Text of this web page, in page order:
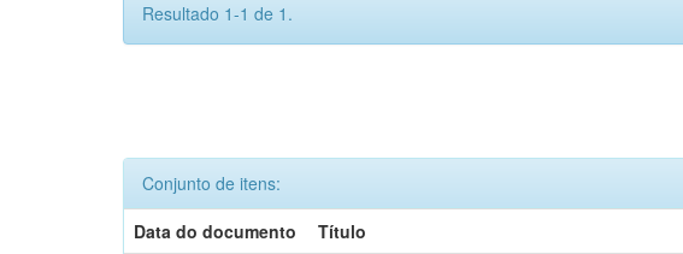
Resultado 1-1 de 1.
Conjunto de itens:
Data do documento
Título